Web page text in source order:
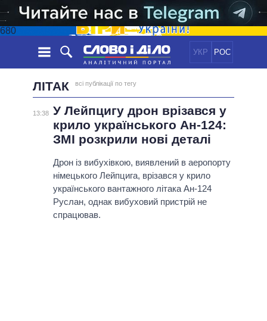
680
УКР РОС
НОВИНИ
СТРІЧКА
ПОДІЇ
СТАТТІ
ДУМКИ
ОГЛЯДИ
ДАЙДЖЕСТИ
ПОЛІТИКА
ЕКОНОМІКА
СУСПІЛЬСТВО
СВІТ
ОБIЦЯНКИ
ПОЛIТИКИ
УСІ ПОЛІТИКИ
ПРЕЗИДЕНТ І ОФІС
ВЕРХОВНА РАДА
КАБІНЕТ МІНІСТРІВ
ІНФОГРАФІКА
ВІДЕО
ЛІТАК всі публікації по тегу
13:38 У Лейпцигу дрон врізався у
крило українського Ан-124:
ЗМІ розкрили нові деталі
Дрон із вибухівкою, виявлений в аеропорту
німецького Лейпцига, врізався у крило
українського вантажного літака Ан-124
Руслан, однак вибуховий пристрій не
спрацював.